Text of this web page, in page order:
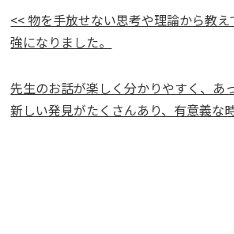
<< 物を手放せない思考や理論から教
強になりました。
先生のお話が楽しく分かりやすく、あ
新しい発見がたくさんあり、有意義な